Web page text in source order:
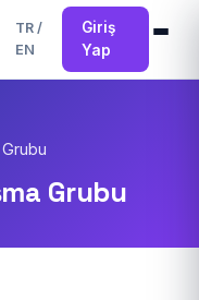
TR /
EN
Giriş
Yap
Grubu